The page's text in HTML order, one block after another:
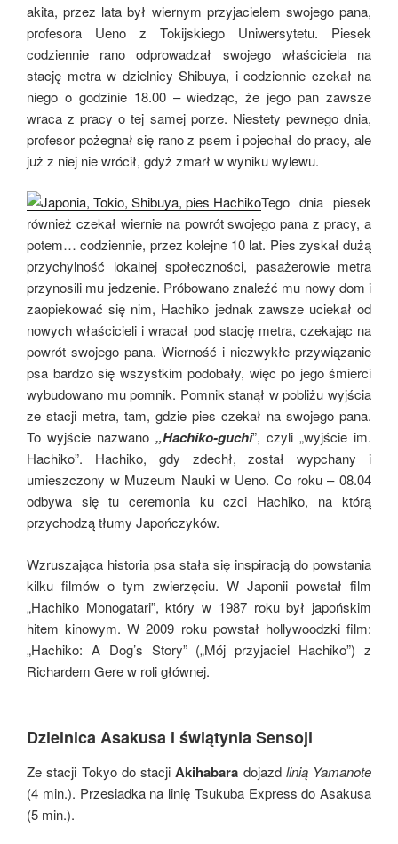
akita, przez lata był wiernym przyjacielem swojego pana,
profesora Ueno z Tokijskiego Uniwersytetu. Piesek
codziennie rano odprowadzał swojego właściciela na
stację metra w dzielnicy Shibuya, i codziennie czekał na
niego o godzinie 18.00 – wiedząc, że jego pan zawsze
wraca z pracy o tej samej porze. Niestety pewnego dnia,
profesor pożegnał się rano z psem i pojechał do pracy, ale
już z niej nie wrócił, gdyż zmarł w wyniku wylewu.
Tego dnia piesek
również czekał wiernie na powrót swojego pana z pracy, a
potem… codziennie, przez kolejne 10 lat. Pies zyskał dużą
przychylność lokalnej społeczności, pasażerowie metra
przynosili mu jedzenie. Próbowano znaleźć mu nowy dom i
zaopiekować się nim, Hachiko jednak zawsze uciekał od
nowych właścicieli i wracał pod stację metra, czekając na
powrót swojego pana. Wierność i niezwykłe przywiązanie
psa bardzo się wszystkim podobały, więc po jego śmierci
wybudowano mu pomnik. Pomnik stanął w pobliżu wyjścia
ze stacji metra, tam, gdzie pies czekał na swojego pana.
To wyjście nazwano „Hachiko-guchi”, czyli „wyjście im.
Hachiko”. Hachiko, gdy zdechł, został wypchany i
umieszczony w Muzeum Nauki w Ueno. Co roku – 08.04
odbywa się tu ceremonia ku czci Hachiko, na którą
przychodzą tłumy Japończyków.
Wzruszająca historia psa stała się inspiracją do powstania
kilku filmów o tym zwierzęciu. W Japonii powstał film
„Hachiko Monogatari”, który w 1987 roku był japońskim
hitem kinowym. W 2009 roku powstał hollywoodzki film:
„Hachiko: A Dog’s Story” („Mój przyjaciel Hachiko”) z
Richardem Gere w roli głównej.
Dzielnica Asakusa i świątynia Sensoji
Ze stacji Tokyo do stacji Akihabara dojazd linią Yamanote
(4 min.). Przesiadka na linię Tsukuba Express do Asakusa
(5 min.).